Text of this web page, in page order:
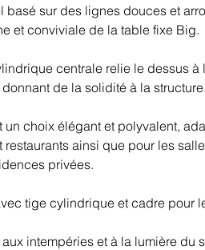
basé sur des lignes douces et
et conviviale de la table fixe Big.
centrale relie le dessus à
de la solidité à la structure.
un choix élégant et polyvalent,
restaurants ainsi que pour les
privées.
tige cylindrique et cadre pour
intempéries et à la lumière du